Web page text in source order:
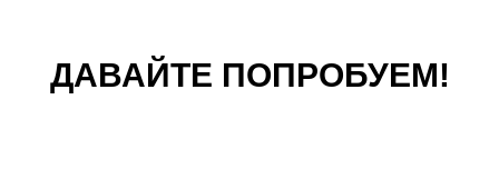
ДАВАЙТЕ ПОПРОБУЕМ!